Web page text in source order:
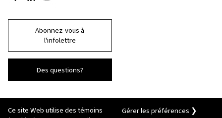
Abonnez-vous à
l'infolettre
Des questions?
Ce site Web utilise des témoins
Gérer les préférences ❯